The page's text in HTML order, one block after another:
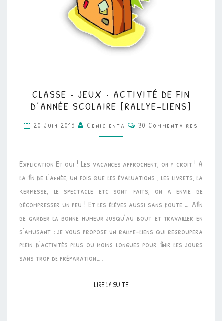
•
JEUX
•
ACTIVITÉ
FIN
D’ANNÉE
SCOLAIRE
[RALLYE-
LIENS]
CLASSE • JEUX • ACTIVITÉ DE FIN
D’ANNÉE SCOLAIRE [RALLYE-LIENS]
20 Juin 2015 Cenicienta Commentaires
30 Commentaires
Explication Et oui ! Les vacances approchent, on y croit ! A
la fin de l’année, un fois que les évaluations , les livrets, la
kermesse, le spectacle etc sont faits, on a envie de
décompresser un peu ! Et les élèves aussi sans doute … Afin
de garder la bonne humeur jusqu’au bout et travailler en
s’amusant : je vous propose un rallye-liens qui regroupera
plein d’activités plus ou moins longues pour finir les jours
sans trop de préparation….
LIRE LA SUITELIRE LA SUITE